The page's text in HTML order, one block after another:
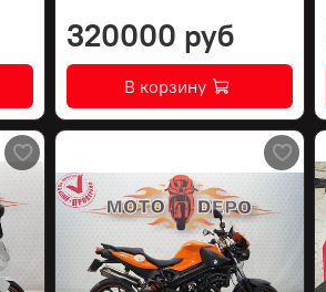
320000 руб
В корзину